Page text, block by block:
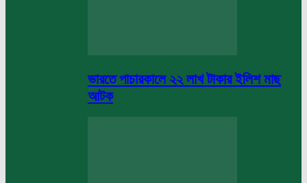
ভারতে পাচারকালে ২২ লাখ টাকার ইলিশ মাছ
আটক